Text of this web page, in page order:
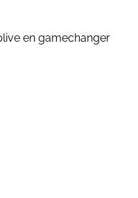
en gamechanger